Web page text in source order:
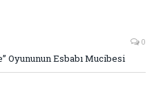
0
Oyununun Esbabı Mucibesi